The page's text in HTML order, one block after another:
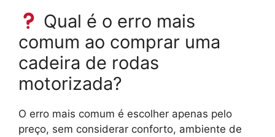
Qual é o erro mais
comum ao comprar uma
cadeira de rodas
motorizada?
O erro mais comum é escolher apenas pelo
preço, sem considerar conforto, ambiente de